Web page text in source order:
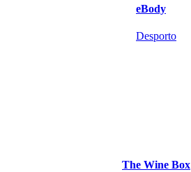
eBody
Desporto
The Wine Box